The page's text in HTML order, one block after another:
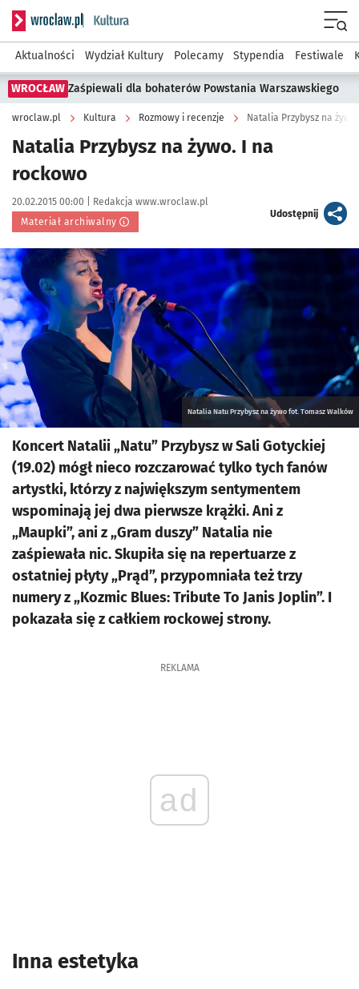
Serwis informacyjny wroclaw.pl podserwis: Kultura
Aktualności Wydział Kultury Polecamy Stypendia Festiwale
WROCŁAW Zaśpiewali dla bohaterów Powstania Warszawskiego
wroclaw.pl Kultura Rozmowy i recenzje Natalia Przybysz na
Natalia Przybysz na żywo. I na
rockowo
Data publikacji:
20.02.2015 00:00 | Autor:
Redakcja www.wroclaw.pl
Materiał archiwalny
Udostępnijartykuł
Kliknij, aby powiększyć
Natalia Natu Przybysz na żywo fot. Tomasz Walków
Koncert Natalii „Natu” Przybysz w Sali Gotyckiej
(19.02) mógł nieco rozczarować tylko tych fanów
artystki, którzy z największym sentymentem
wspominają jej dwa pierwsze krążki. Ani z
„Maupki”, ani z „Gram duszy” Natalia nie
zaśpiewała nic. Skupiła się na repertuarze z
ostatniej płyty „Prąd”, przypomniała też trzy
numery z „Kozmic Blues: Tribute To Janis Joplin”. I
pokazała się z całkiem rockowej strony.
REKLAMA
ad
Inna estetyka